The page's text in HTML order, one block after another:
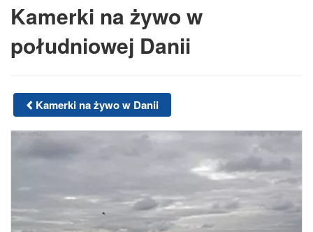
Kamerki na żywo w
południowej Danii
Kamerki na żywo w Danii